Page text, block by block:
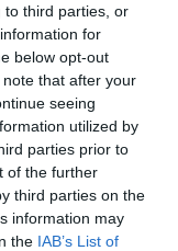
to third parties, or
for
below opt-out
that after your
seeing
utilized by
parties prior to
of the further
third parties on the
information may
the IAB’s List of
méterig vízálló.
szélességgel és
távozását,
végre a